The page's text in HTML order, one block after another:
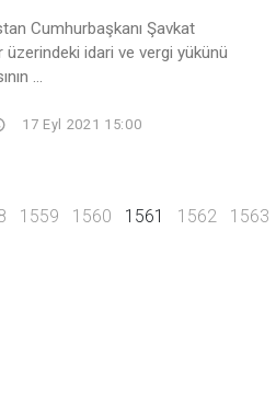
Cumhurbaşkanı Şavkat
idari ve vergi yükünü
...
17 Eyl 2021 15:00
1559 1560 1561 (current)
1562 1563